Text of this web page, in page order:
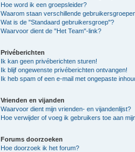
Hoe word ik een groepsleider?
Waarom staan verschillende
Wat is de "Standaard gebruikersgroep"?
Waarvoor dient de "Het Team"-link?
Privéberichten
Ik kan geen privéberichten sturen!
Ik blijf ongewenste privéberichten ontvangen!
Ik heb spam of een e-mail met ongepaste
Vrienden en vijanden
Waarvoor dient mijn vrienden- en vijandenlijst?
Hoe verwijder of voeg ik gebruikers toe aan
Forums doorzoeken
Hoe doorzoek ik het forum?